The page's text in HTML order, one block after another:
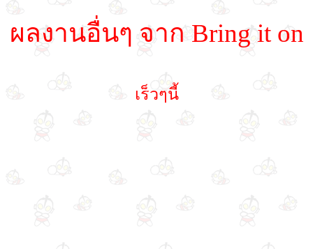
ผลงานอื่นๆ จาก Bring it on
เร็วๆนี้